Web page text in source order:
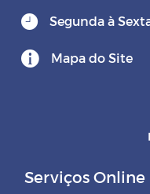
Segunda à
Mapa do Site
Serviços Online